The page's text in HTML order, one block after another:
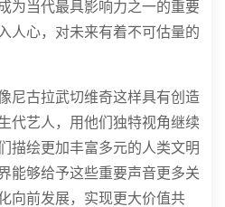
为当代最具影响力之一的重要
人心，对未来有着不可估量的
尼古拉武切维奇这样具有创造
代艺人，用他们独特视角继续
描绘更加丰富多元的人类文明
能够给予这些重要声音更多关
向前发展，实现更大价值共